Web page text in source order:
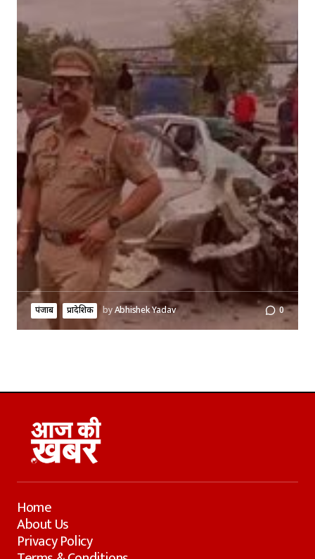
पंजाब प्रादेशिक byAbhishek Yadav 0
Home
About Us
Privacy Policy